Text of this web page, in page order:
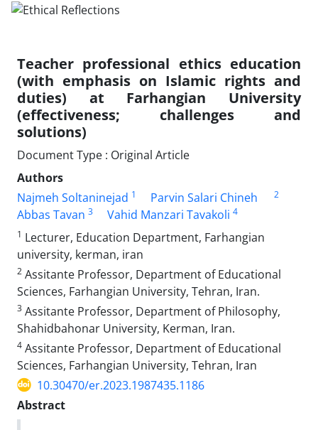
Teacher professional ethics education
(with emphasis on Islamic rights and
duties) at Farhangian University
(effectiveness; challenges and
solutions)
Document Type : Original Article
Authors
Najmeh Soltaninejad 1 Parvin Salari Chineh 2
Abbas Tavan 3 Vahid Manzari Tavakoli 4
1 Lecturer, Education Department, Farhangian
university, kerman, iran
2 Assitante Professor, Department of Educational
Sciences, Farhangian University, Tehran, Iran.
3 Assitante Professor, Department of Philosophy,
Shahidbahonar University, Kerman, Iran.
4 Assitante Professor, Department of Educational
Sciences, Farhangian University, Tehran, Iran
10.30470/er.2023.1987435.1186
Abstract